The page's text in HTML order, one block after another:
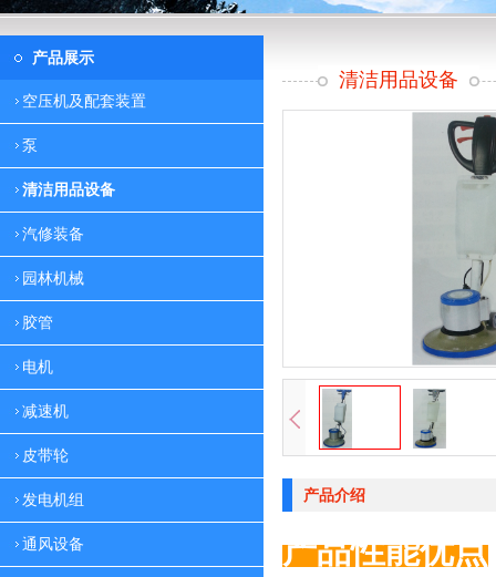
产品展示
空压机及配套装置
泵
清洁用品设备
汽修装备
园林机械
胶管
电机
减速机
皮带轮
发电机组
通风设备
清洁用品设备
产品介绍
产品性能优点